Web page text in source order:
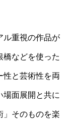
ル重視の作品が
橋などを使った
性と芸術性を両
場面展開と共に
」そのものを楽